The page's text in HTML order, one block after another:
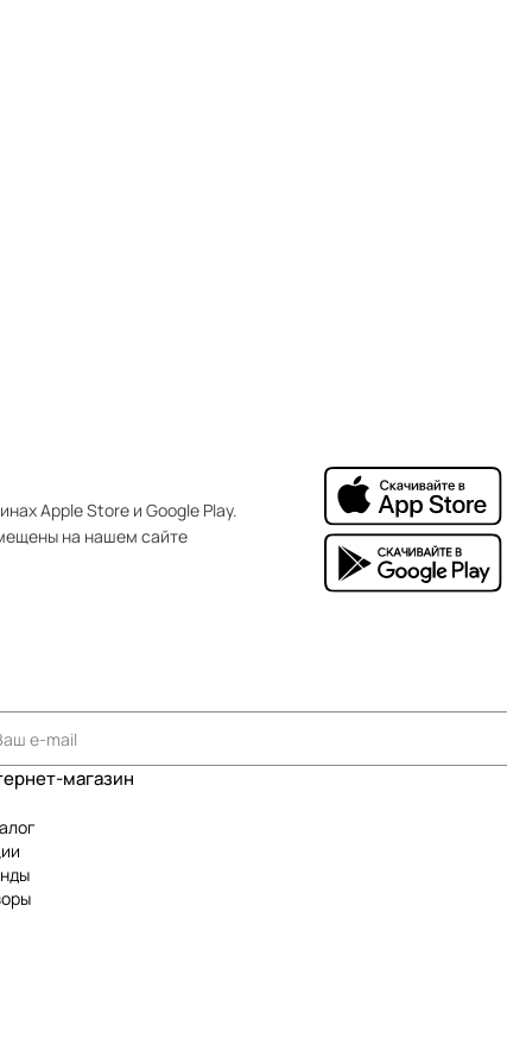
Apple Store и Google Play.
на нашем сайте
магазин